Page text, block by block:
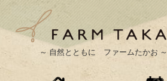
～ 自然とともに ファームたかお ～